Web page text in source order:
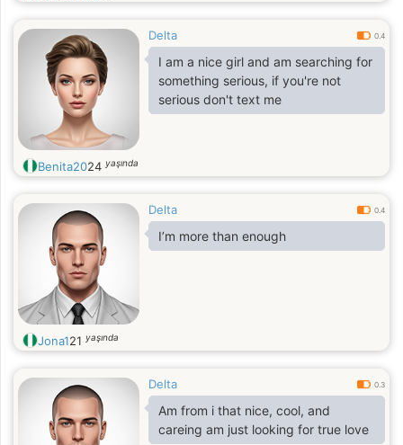
Delta 0.4
I am a nice girl and am searching for
something serious, if you're not
serious don't text me
Benita2024 yaşında
Delta 0.4
I’m more than enough
Jona121 yaşında
Delta 0.3
Am from i that nice, cool, and
careing am just looking for true love